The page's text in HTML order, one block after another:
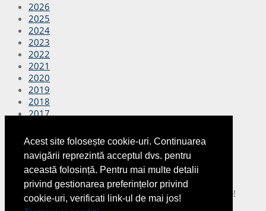
Acest site folosește cookie-uri. Continuarea
navigării reprezintă acceptul dvs. pentru
această folosință. Pentru mai multe detalii
privind gestionarea preferințelor privind
cookie-uri, verificati link-ul de mai jos!
2026
2025
2024
2023
2022
2021
2020
2019
2018
2017
2015
2014
2013
2012
Copyright © 2026Finante AziToate drepturile rezervate!